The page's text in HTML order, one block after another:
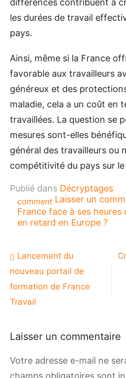
les durées de travail
pays.
Ainsi, même si la France
favorable aux travailleurs
généreux et des
maladie, cela a un coût en
travaillées. La question se
mesures sont-elles
général des travailleurs ou
compétitivité du pays sur
Publié dans Décryptages
comment Laisser un
France face à ses heures
en retard en Europe ?
Navigation
de
l’article
Lancement du
nouveau portail de
formation de France
Travail
Laisser un commentaire
Votre adresse e-mail ne
champs obligatoires sont